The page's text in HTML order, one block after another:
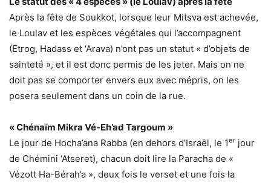
Après la fête de Soukkot, lorsque leur Mitsva est achevée,
le Loulav et les espèces végétales qui l’accompagnent
(Etrog, Hadass et ‘Arava) n’ont pas un statut « d’objets de
sainteté », et il est donc permis de les jeter. Mais on ne
doit pas se comporter envers eux avec mépris, on les
posera seulement dans un coin de la rue.
« Chénaïm Mikra Vé-Eh’ad Targoum »
Le jour de Hocha’ana Rabba (en dehors d’Israël, le 1er jour
de Chémini ‘Atseret), chacun doit lire la Paracha de «
Vézott Ha-Bérah’a », deux fois le verset et une fois la